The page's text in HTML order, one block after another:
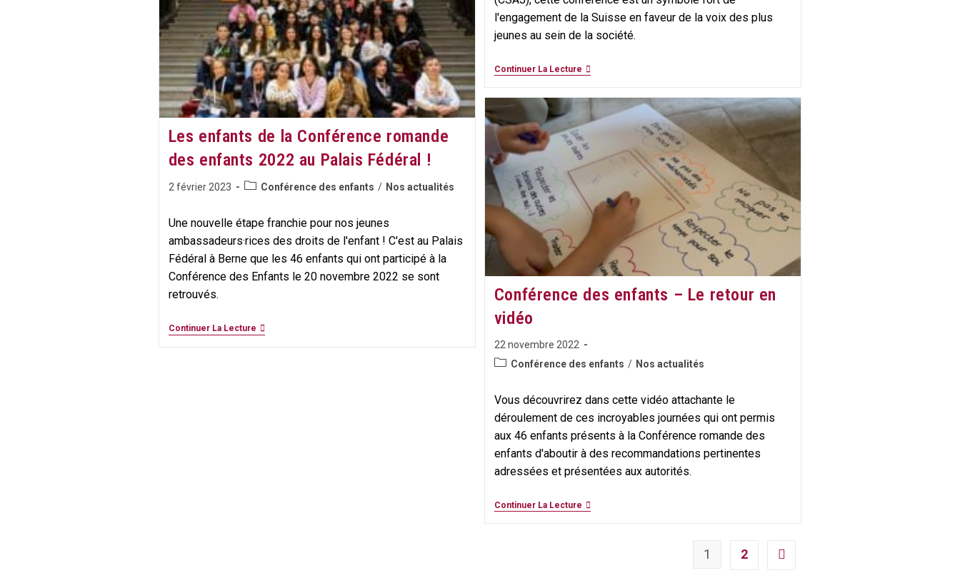
Voix
:
Écoutez-
Nous
!
»
l'engagement de la Suisse en faveur de la voix des plus
jeunes au sein de la société.
Continuer La LectureLes
Parole
Et
Comptent
Bien
Se
Faire
Entendre
Jusqu’à
Berne
Les enfants de la Conférence romande
des enfants 2022 au Palais Fédéral !
Publication
2 février 2023
PostConférence des enfants / Nos actualités
Une nouvelle étape franchie pour nos jeunes
ambassadeurs·rices des droits de l'enfant ! C'est au Palais
Fédéral à Berne que les 46 enfants qui ont participé à la
Conférence des Enfants le 20 novembre 2022 se sont
retrouvés.
Continuer La LectureLes
Conférence des enfants – Le retour en
vidéo
Publication
publiée :
22 novembre 2022
PostConférence des enfants / Nos actualités
Vous découvrirez dans cette vidéo attachante le
déroulement de ces incroyables journées qui ont permis
aux 46 enfants présents à la Conférence romande des
enfants d'aboutir à des recommandations pertinentes
adressées et présentées aux autorités.
Continuer La LectureConférence
1 2